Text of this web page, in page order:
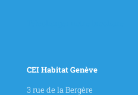
CEI Habitat Genève
3 rue de la Bergère